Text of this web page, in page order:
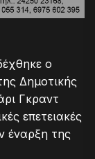
ο
Δημοτικής
Γκραντ
επετειακές
έναρξη της